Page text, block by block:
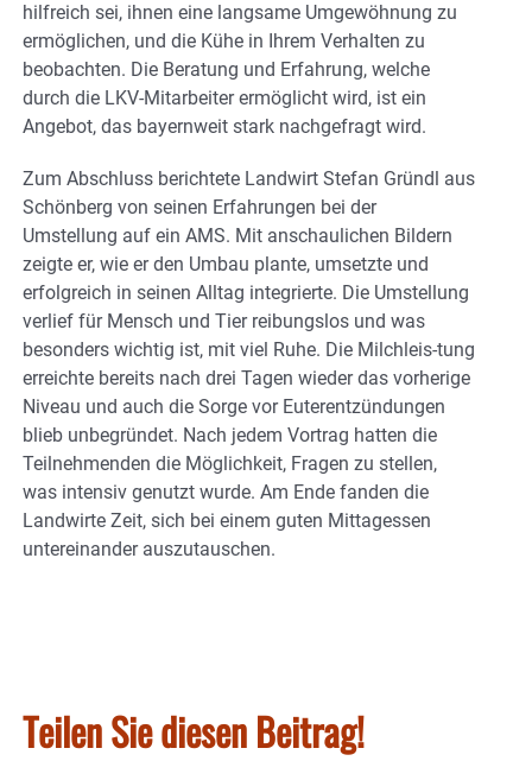
hilfreich sei, ihnen eine langsame Umgewöhnung zu
ermöglichen, und die Kühe in Ihrem Verhalten zu
beobachten. Die Beratung und Erfahrung, welche
durch die LKV-Mitarbeiter ermöglicht wird, ist ein
Angebot, das bayernweit stark nachgefragt wird.
Zum Abschluss berichtete Landwirt Stefan Gründl aus
Schönberg von seinen Erfahrungen bei der
Umstellung auf ein AMS. Mit anschaulichen Bildern
zeigte er, wie er den Umbau plante, umsetzte und
erfolgreich in seinen Alltag integrierte. Die Umstellung
verlief für Mensch und Tier reibungslos und was
besonders wichtig ist, mit viel Ruhe. Die Milchleis-tung
erreichte bereits nach drei Tagen wieder das vorherige
Niveau und auch die Sorge vor Euterentzündungen
blieb unbegründet. Nach jedem Vortrag hatten die
Teilnehmenden die Möglichkeit, Fragen zu stellen,
was intensiv genutzt wurde. Am Ende fanden die
Landwirte Zeit, sich bei einem guten Mittagessen
untereinander auszutauschen.
Teilen Sie diesen Beitrag!